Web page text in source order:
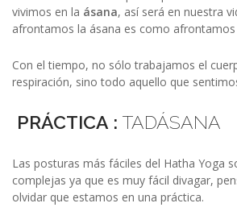
vivimos en la ásana, así será en nuestra
afrontamos la ásana es como afrontamos
Con el tiempo, no sólo trabajamos el
respiración, sino todo aquello que
PRÁCTICA : TADÁSANA
Las posturas más fáciles del Hatha Yoga
complejas ya que es muy fácil divagar,
olvidar que estamos en una práctica.